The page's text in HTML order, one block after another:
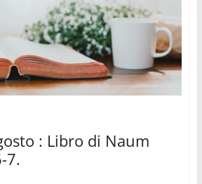
ad 81 anni dalla bomba resta alto il
al disarmo mondiale
con i giovani ad Assisi: costruire la civiltà
non delle contrapposizioni
e Nagasaki, 81 anni dopo. Al via i
di preghiera per la pace"
: Libro di Naum
7.